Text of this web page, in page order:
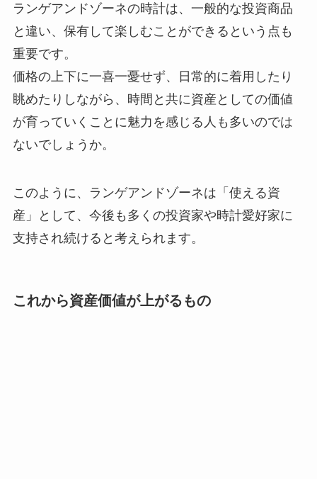
ランゲアンドゾーネの時計は、一般的な投資商品
と違い、保有して楽しむことができるという点も
重要です。
価格の上下に一喜一憂せず、日常的に着用したり
眺めたりしながら、時間と共に資産としての価値
が育っていくことに魅力を感じる人も多いのでは
ないでしょうか。
このように、ランゲアンドゾーネは「使える資
産」として、今後も多くの投資家や時計愛好家に
支持され続けると考えられます。
これから資産価値が上がるもの